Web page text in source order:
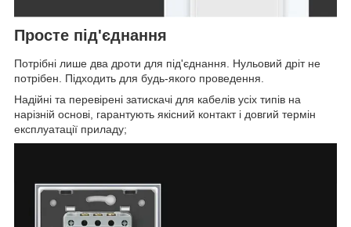
Просте під'єднання
Потрібні лише два дроти для під'єднання. Нульовий дріт не
потрібен. Підходить для будь-якого проведення.
Надійні та перевірені затискачі для кабелів усіх типів на
нарізній основі, гарантують якісний контакт і довгий термін
експлуатації приладу;